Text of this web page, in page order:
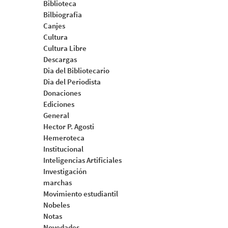
Biblioteca
Bilbiografia
Canjes
Cultura
Cultura Libre
Descargas
Dia del Bibliotecario
Dia del Periodista
Donaciones
Ediciones
General
Hector P. Agosti
Hemeroteca
Institucional
Inteligencias Artificiales
Investigación
marchas
Movimiento estudiantil
Nobeles
Notas